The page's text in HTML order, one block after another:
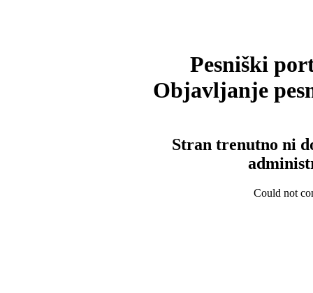
Pesniški
Objavljanje
Stran trenutno ni
Could not